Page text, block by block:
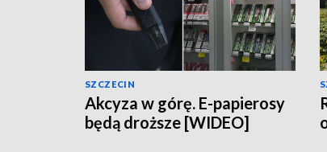
SZCZECIN
Akcyza w górę. E-papierosy
będą droższe [WIDEO]